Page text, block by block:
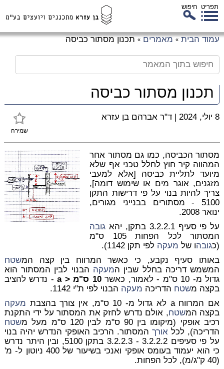
תפריט חיפוש
עמוד הבית » מאמרים » תכנון מסתור כביסה
תכנון מסתור כביסה
שמירה
8 יולי, 2024 | ד"ר אברהם בן עזרא
מסתור הכביסה, כמו גם מסתור אחר
המהווה קיר חוץ לחלל טכני אף שלא
מיועד לתליית כביסה [אלא למעבי
מזגנים, אוגר מים או שימוש דומה],
צריך להיות בנוי על פי דרישות התקן
5100 - מסתורים בבנייני מגורים,
ינואר 2008.
על פי סעיף 3.2.2.1 בתקן, יהא
גובה
המסתור לכל הפחות 105 ס"מ
(כגובהו של מעקה לפי תקן 1142).
באותו סעיף נקבע, כי כאשר המרווח בין קצה המשטח
המשמש דריכה בחלל שבין המעקה הבנוי לבין המסתור הוא
גדול מ- 10 ס"מ - לאמור, כאשר
10 ס"מ < a- נדרש להציב
בקצה משטח הדריכה מעקה הבנוי לפי ת"י 1142.
אם המרווח a לא גדול מ- 10 ס"מ, אין צורך בהצבת
מעקה
בקצה המשטח, אולם נדרש לחזק את המסתור על ידי התקנת
רכיב אופקי (מיקומו בין 90 ס"מ לבין 120 ס"מ מעל מ
שטח
הדריכה), לכל אורךהמסתור. הרכיב האופקי הנדרש יהיה בנוי
על פי סעיפים 3.2.2.2 - 3.2.2.3 בתקן 5100, ובין היתר נדרש
כי הוא יעמוד בעומס אופקי ואנכי בשיעור של 400 ניוטון ל- מ'
(40 ק"ג/מ), לכל הפחות.